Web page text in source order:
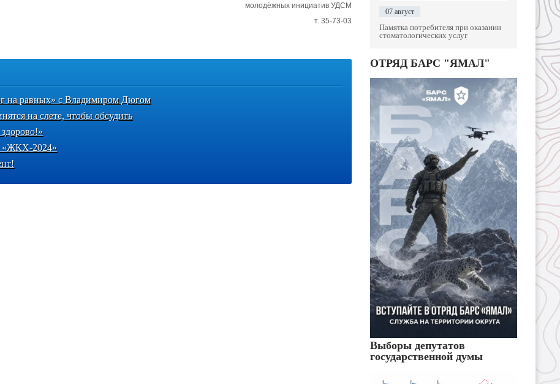
молодёжных инициатив УДСМ
т. 35-73-03
на равных» с Владимиром Дюгом
на слете, чтобы обсудить
«ЖКХ-2024»
07 август
Памятка потребителя при оказании
стоматологических услуг
ОТРЯД БАРС "ЯМАЛ"
Выборы депутатов
государственной думы